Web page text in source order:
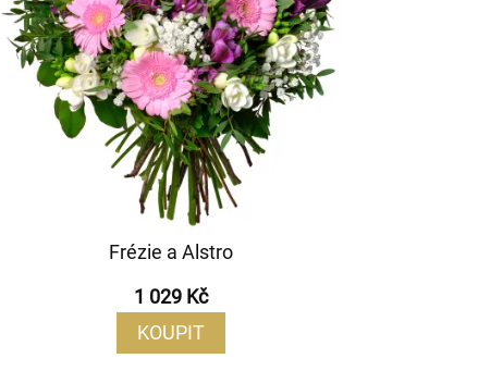
Frézie a Alstro
1 029 Kč
KOUPIT